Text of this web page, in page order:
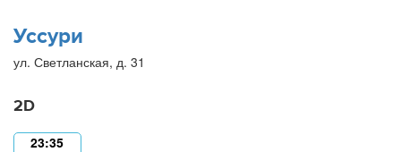
Уссури
ул. Светланская, д. 31
2D
23:35